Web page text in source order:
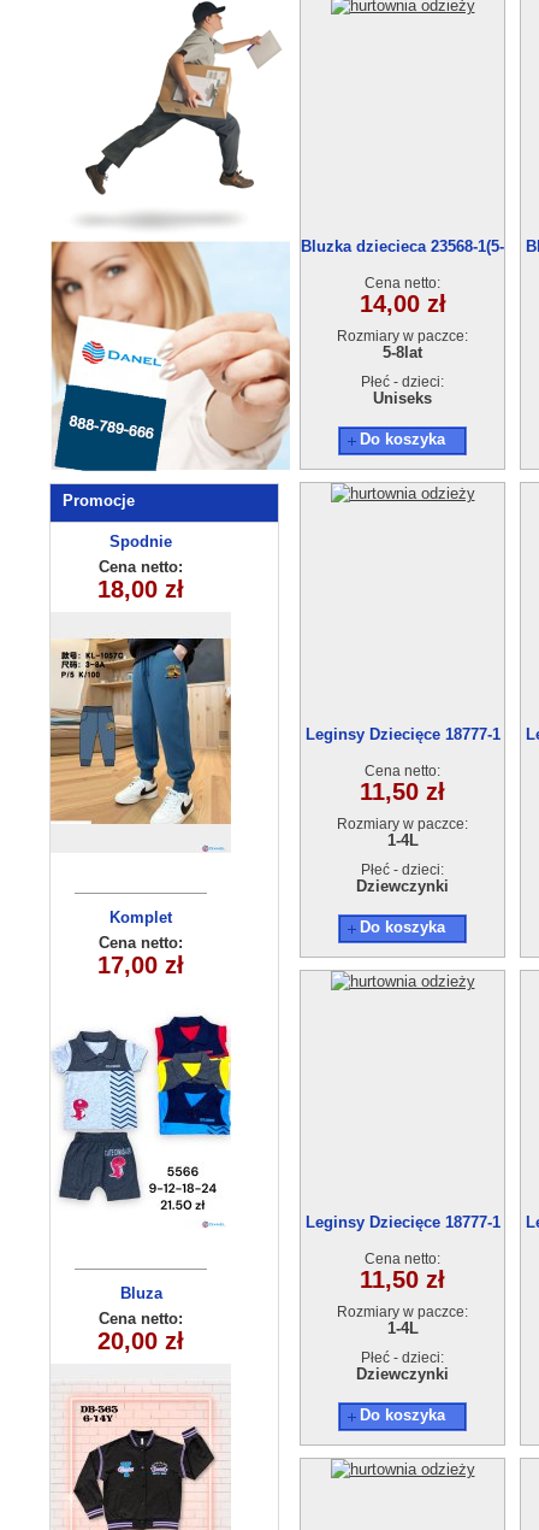
Promocje
Spodnie
dziecięce
KL-1057C
Cena netto:
18,00 zł
Komplet
niemowlęcy
5566 (9-24m)
4szt
Cena netto:
17,00 zł
Bluza
dziecięca
290525-DB363
(6-14) 10szt
Cena netto:
20,00 zł
Spodnie
dziecięce
KL-790A2
Cena netto:
17,00 zł
Bluza
dziecięca
290525-DB345
(4-12) 10szt
Cena netto:
17,00 zł
Sukienka
dziewczęca
(4-14 ) 6szt
Cena netto:
27,00 zł
Bluzka dziecieca 23568-1(5-
Cena netto:
14,00 zł
Rozmiary w paczce:
5-8lat
Płeć - dzieci:
Uniseks
Do koszyka
Leginsy Dziecięce 18777-1
Cena netto:
11,50 zł
Rozmiary w paczce:
1-4L
Płeć - dzieci:
Dziewczynki
Do koszyka
Leginsy Dziecięce 18777-1
Cena netto:
11,50 zł
Rozmiary w paczce:
1-4L
Płeć - dzieci:
Dziewczynki
Do koszyka